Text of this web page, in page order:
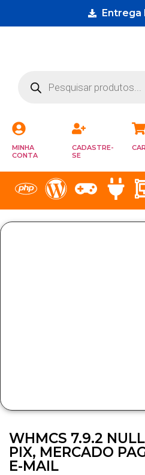
Entrega
MINHA
CONTA
CADASTRE-
SE
WHMCS 7.9.2
PIX, MERCADO
E-MAIL